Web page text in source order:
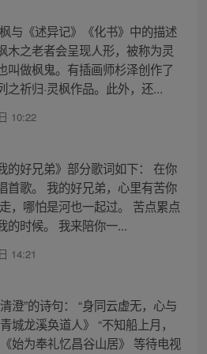
与《述异记》《化书》中的描述
木之老者会呈现人形，被称为灵
叫做枫鬼。有插画师杉泽创作了
祈归·灵枫作品。此外，还...
10:22
的好兄弟》部分歌词如下： 在你
首歌。 我的好兄弟，心里有苦你
，哪怕是河也一起过。 苦点累点
的时候。 我来陪你一...
14:21
澄”的诗句： “身同云虚无，心与
龙溪奂道人》 “不知船上月，
始为奉礼忆昌谷山居》 等待电视